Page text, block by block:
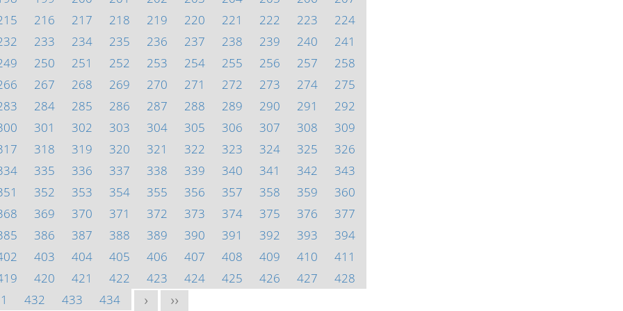
216 217 218 219 220 221 222 223
224
233 234 235 236 237 238 239 240
241
250 251 252 253 254 255 256 257
258
267 268 269 270 271 272 273 274
275
284 285 286 287 288 289 290 291
292
301 302 303 304 305 306 307 308
309
318 319 320 321 322 323 324 325
326
335 336 337 338 339 340 341 342
343
352 353 354 355 356 357 358 359
360
369 370 371 372 373 374 375 376
377
386 387 388 389 390 391 392 393
394
403 404 405 406 407 408 409 410
411
420 421 422 423 424 425 426 427
428
432 433 434 > >>